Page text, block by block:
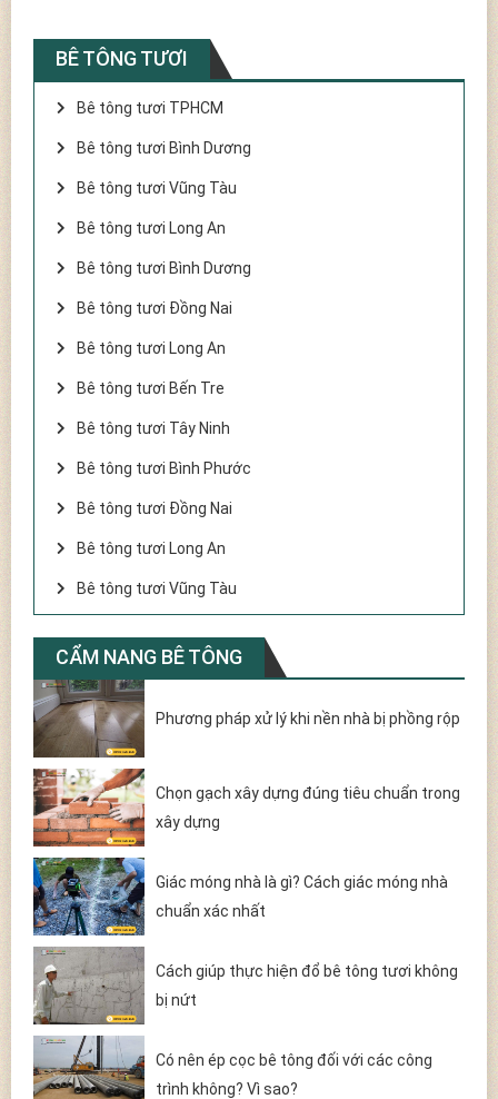
BÊ TÔNG TƯƠI
Bê tông tươi TPHCM
Bê tông tươi Bình Dương
Bê tông tươi Vũng Tàu
Bê tông tươi Long An
Bê tông tươi Bình Dương
Bê tông tươi Đồng Nai
Bê tông tươi Long An
Bê tông tươi Bến Tre
Bê tông tươi Tây Ninh
Bê tông tươi Bình Phước
Bê tông tươi Đồng Nai
Bê tông tươi Long An
Bê tông tươi Vũng Tàu
CẨM NANG BÊ TÔNG
Phương pháp xử lý khi nền nhà bị phồng rộp
Chọn gạch xây dựng đúng tiêu chuẩn trong
xây dựng
Giác móng nhà là gì? Cách giác móng nhà
chuẩn xác nhất
Cách giúp thực hiện đổ bê tông tươi không
bị nứt
Có nên ép cọc bê tông đối với các công
trình không? Vì sao?